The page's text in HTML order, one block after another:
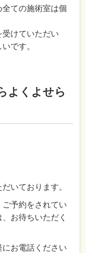
ての施術室は個
けていただい
です。
よくよせら
いております。
予約をされてい
お待ちいただく
お電話ください